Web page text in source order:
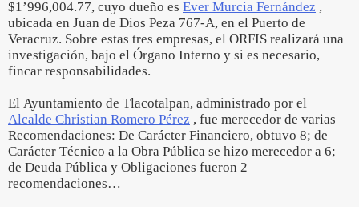
$1’996,004.77, cuyo dueño es Ever Murcia Fernández ,
ubicada en Juan de Dios Peza 767-A, en el Puerto de
Veracruz. Sobre estas tres empresas, el ORFIS realizará una
investigación, bajo el Órgano Interno y si es necesario,
fincar responsabilidades.
El Ayuntamiento de Tlacotalpan, administrado por el
Alcalde Christian Romero Pérez , fue merecedor de varias
Recomendaciones: De Carácter Financiero, obtuvo 8; de
Carácter Técnico a la Obra Pública se hizo merecedor a 6;
de Deuda Pública y Obligaciones fueron 2
recomendaciones…